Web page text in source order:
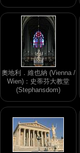
奧地利．維也納 (Vienna /
Wien)：史蒂芬大教堂
(Stephansdom)